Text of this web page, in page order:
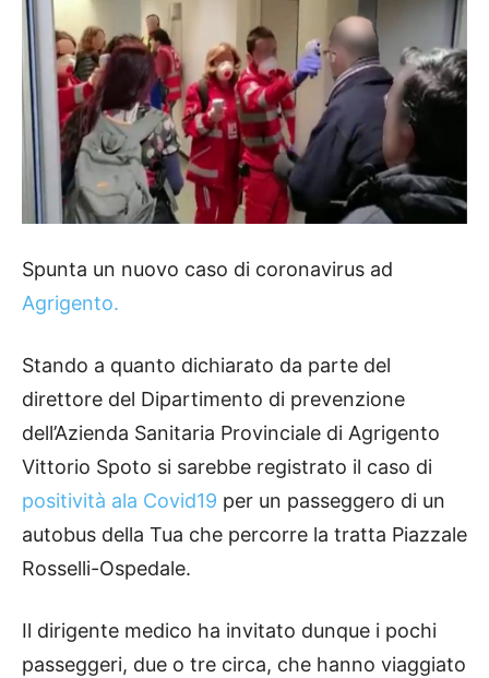
Spunta un nuovo caso di coronavirus ad
Agrigento.
Stando a quanto dichiarato da parte del
direttore del Dipartimento di prevenzione
dell’Azienda Sanitaria Provinciale di Agrigento
Vittorio Spoto si sarebbe registrato il caso di
positività ala Covid19 per un passeggero di un
autobus della Tua che percorre la tratta Piazzale
Rosselli-Ospedale.
Il dirigente medico ha invitato dunque i pochi
passeggeri, due o tre circa, che hanno viaggiato